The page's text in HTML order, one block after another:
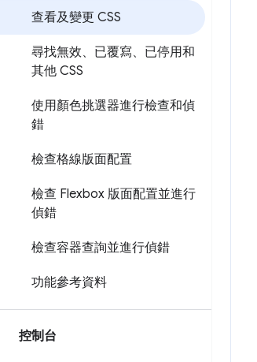
查看及變更 CSS
尋找無效、已覆寫、已停用和
其他 CSS
使用顏色挑選器進行檢查和偵
錯
檢查格線版面配置
檢查 Flexbox 版面配置並進行
偵錯
檢查容器查詢並進行偵錯
功能參考資料
控制台